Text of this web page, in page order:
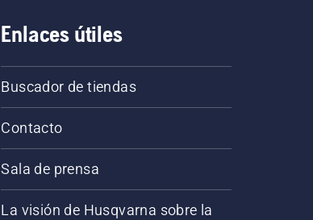
Enlaces útiles
Buscador de tiendas
Contacto
Sala de prensa
La visión de Husqvarna sobre la